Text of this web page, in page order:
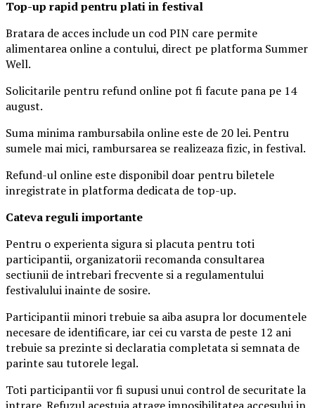
Top-up rapid pentru plati in festival
Bratara de acces include un cod PIN care permite
alimentarea online a contului, direct pe platforma Summer
Well.
Solicitarile pentru refund online pot fi facute pana pe 14
august.
Suma minima rambursabila online este de 20 lei. Pentru
sumele mai mici, rambursarea se realizeaza fizic, in festival.
Refund-ul online este disponibil doar pentru biletele
inregistrate in platforma dedicata de top-up.
Cateva reguli importante
Pentru o experienta sigura si placuta pentru toti
participantii, organizatorii recomanda consultarea
sectiunii de intrebari frecvente si a regulamentului
festivalului inainte de sosire.
Participantii minori trebuie sa aiba asupra lor documentele
necesare de identificare, iar cei cu varsta de peste 12 ani
trebuie sa prezinte si declaratia completata si semnata de
parinte sau tutorele legal.
Toti participantii vor fi supusi unui control de securitate la
intrare. Refuzul acestuia atrage imposibilitatea accesului in